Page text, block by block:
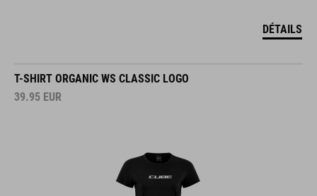
DÉTAILS
T-SHIRT ORGANIC WS CLASSIC LOGO
39.95 EUR